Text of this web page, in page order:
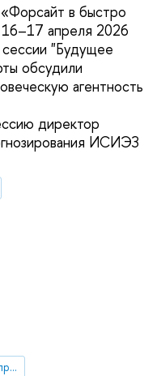
в быстро
апреля 2026
"Будущее
обсудили
агентность
директор
ИСИЭЗ
долгосрочное технологическое прогнозирование, форсайт